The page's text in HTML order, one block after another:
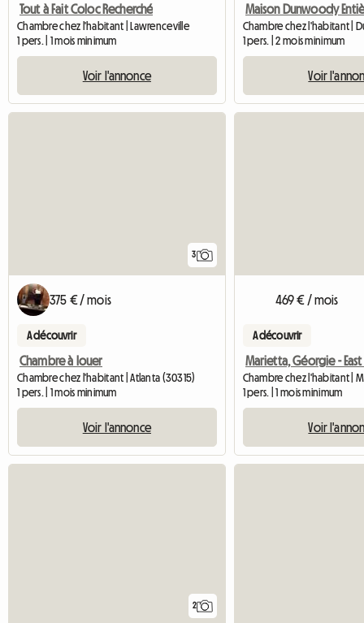
Tout à Fait Coloc Recherché
Chambre chez l'habitant | Lawrenceville
1 pers. | 1 mois minimum
Voir l'annonce
1 pers. | 2 mois minimum
Voir
3
375 € / mois
A découvrir
Chambre à louer
Chambre chez l'habitant | Atlanta (30315)
1 pers. | 1 mois minimum
Voir l'annonce
469 € / mois
A découvrir
Marietta, Géorgie -
Chambre chez l'habitant |
1 pers. | 1 mois minimum
Voir
2